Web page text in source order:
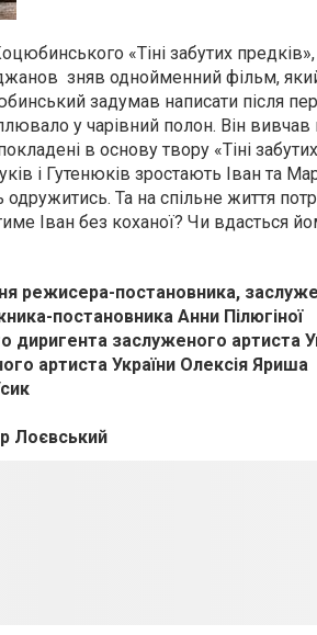
«Тіні забутих
зняв однойменний фільм,
задумав написати після
у чарівний полон. Він вивчав
в основу твору «Тіні
і Гутенюків зростають Іван та
одружитись. Та на спільне життя
Іван без коханої? Чи вдасться
режисера-постановника,
постановника Анни Пілюгіної
заслуженого артиста
артиста України Олексія Яриша
Лоєвський